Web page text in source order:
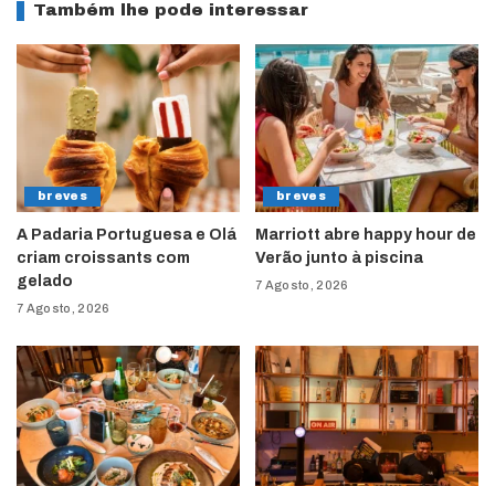
Também lhe pode interessar
breves
A Padaria Portuguesa e Olá
criam croissants com
gelado
7 Agosto, 2026
breves
Marriott abre happy hour de
Verão junto à piscina
7 Agosto, 2026